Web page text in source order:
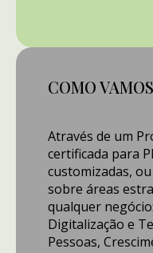
COMO
Através de um
certificada para
customizadas,
sobre áreas
qualquer
Digitalização e
Pessoas,